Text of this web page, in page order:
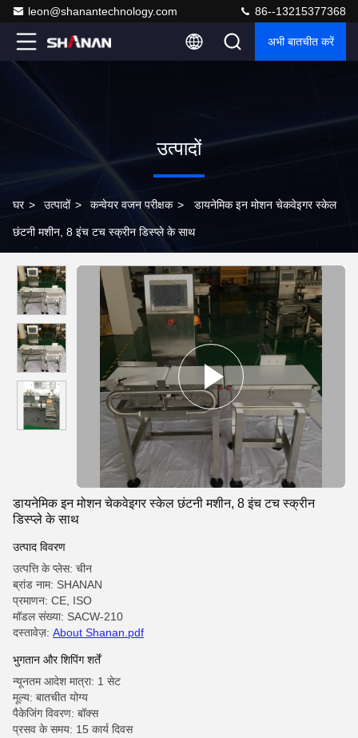
leon@shanantechnology.com 86--13215377368
अभी बातचीत करें
उत्पादों
घर > उत्पादों > कन्वेयर वजन परीक्षक > डायनेमिक इन मोशन चेकवेइगर स्केल
छंटनी मशीन, 8 इंच टच स्क्रीन डिस्प्ले के साथ
डायनेमिक इन मोशन चेकवेइगर स्केल छंटनी मशीन, 8 इंच टच स्क्रीन
डिस्प्ले के साथ
उत्पाद विवरण
उत्पत्ति के प्लेस: चीन
ब्रांड नाम: SHANAN
प्रमाणन: CE, ISO
मॉडल संख्या: SACW-210
दस्तावेज़: About Shanan.pdf
भुगतान और शिपिंग शर्तें
न्यूनतम आदेश मात्रा: 1 सेट
मूल्य: बातचीत योग्य
पैकेजिंग विवरण: बॉक्स
प्रसव के समय: 15 कार्य दिवस